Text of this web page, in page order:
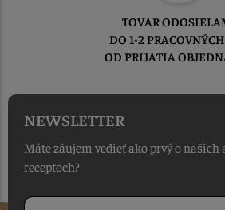
TOVAR
DO 1-2
OD PRIJATIA
NEWSLETTER
Máte záujem vedieť ako prvý o našich
receptoch?